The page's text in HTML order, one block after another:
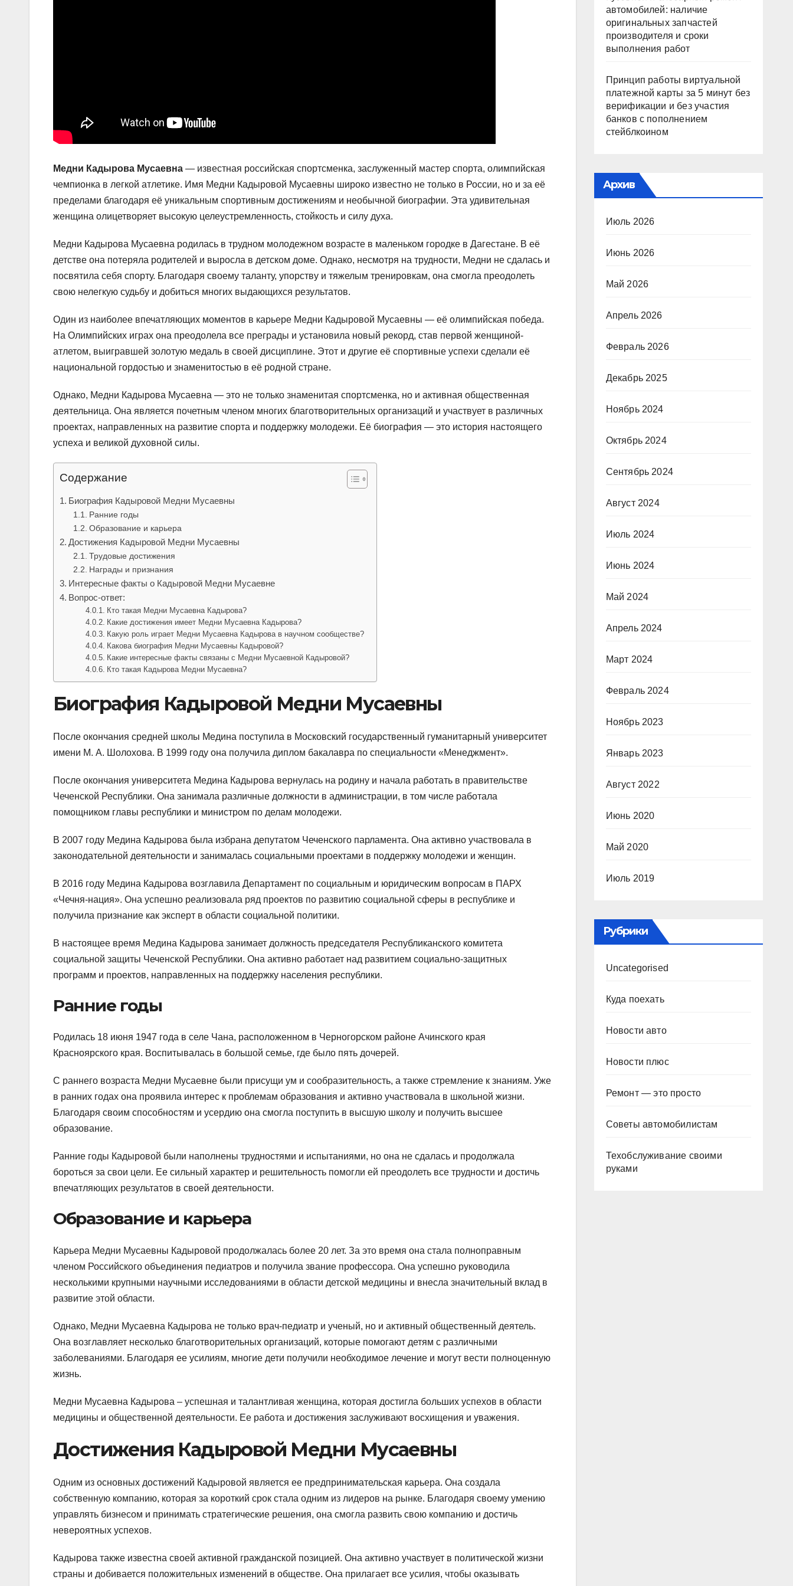
Медни Кадырова Мусаевна — известная российская спортсменка, заслуженный мастер спорта, олимпийская
чемпионка в легкой атлетике. Имя Медни Кадыровой Мусаевны широко известно не только в России, но и за её
пределами благодаря её уникальным спортивным достижениям и необычной биографии. Эта удивительная
женщина олицетворяет высокую целеустремленность, стойкость и силу духа.
Медни Кадырова Мусаевна родилась в трудном молодежном возрасте в маленьком городке в Дагестане. В её
детстве она потеряла родителей и выросла в детском доме. Однако, несмотря на трудности, Медни не сдалась и
посвятила себя спорту. Благодаря своему таланту, упорству и тяжелым тренировкам, она смогла преодолеть
свою нелегкую судьбу и добиться многих выдающихся результатов.
Один из наиболее впечатляющих моментов в карьере Медни Кадыровой Мусаевны — её олимпийская победа.
На Олимпийских играх она преодолела все преграды и установила новый рекорд, став первой женщиной-
атлетом, выигравшей золотую медаль в своей дисциплине. Этот и другие её спортивные успехи сделали её
национальной гордостью и знаменитостью в её родной стране.
Однако, Медни Кадырова Мусаевна — это не только знаменитая спортсменка, но и активная общественная
деятельница. Она является почетным членом многих благотворительных организаций и участвует в различных
проектах, направленных на развитие спорта и поддержку молодежи. Её биография — это история настоящего
успеха и великой духовной силы.
Содержание
Биография Кадыровой Медни Мусаевны
Ранние годы
Образование и карьера
Достижения Кадыровой Медни Мусаевны
Трудовые достижения
Награды и признания
Интересные факты о Кадыровой Медни Мусаевне
Вопрос-ответ:
Кто такая Медни Мусаевна Кадырова?
Какие достижения имеет Медни Мусаевна Кадырова?
Какую роль играет Медни Мусаевна Кадырова в научном сообществе?
Какова биография Медни Мусаевны Кадыровой?
Какие интересные факты связаны с Медни Мусаевной Кадыровой?
Кто такая Кадырова Медни Мусаевна?
Биография Кадыровой Медни Мусаевны
После окончания средней школы Медина поступила в Московский государственный гуманитарный университет
имени М. А. Шолохова. В 1999 году она получила диплом бакалавра по специальности «Менеджмент».
После окончания университета Медина Кадырова вернулась на родину и начала работать в правительстве
Чеченской Республики. Она занимала различные должности в администрации, в том числе работала
помощником главы республики и министром по делам молодежи.
В 2007 году Медина Кадырова была избрана депутатом Чеченского парламента. Она активно участвовала в
законодательной деятельности и занималась социальными проектами в поддержку молодежи и женщин.
В 2016 году Медина Кадырова возглавила Департамент по социальным и юридическим вопросам в ПАРХ
«Чечня-нация». Она успешно реализовала ряд проектов по развитию социальной сферы в республике и
получила признание как эксперт в области социальной политики.
В настоящее время Медина Кадырова занимает должность председателя Республиканского комитета
социальной защиты Чеченской Республики. Она активно работает над развитием социально-защитных
программ и проектов, направленных на поддержку населения республики.
Ранние годы
Родилась 18 июня 1947 года в селе Чана, расположенном в Черногорском районе Ачинского края
Красноярского края. Воспитывалась в большой семье, где было пять дочерей.
С раннего возраста Медни Мусаевне были присущи ум и сообразительность, а также стремление к знаниям. Уже
в ранних годах она проявила интерес к проблемам образования и активно участвовала в школьной жизни.
Благодаря своим способностям и усердию она смогла поступить в высшую школу и получить высшее
образование.
Ранние годы Кадыровой были наполнены трудностями и испытаниями, но она не сдалась и продолжала
бороться за свои цели. Ее сильный характер и решительность помогли ей преодолеть все трудности и достичь
впечатляющих результатов в своей деятельности.
Образование и карьера
Карьера Медни Мусаевны Кадыровой продолжалась более 20 лет. За это время она стала полноправным
членом Российского объединения педиатров и получила звание профессора. Она успешно руководила
несколькими крупными научными исследованиями в области детской медицины и внесла значительный вклад в
развитие этой области.
Однако, Медни Мусаевна Кадырова не только врач-педиатр и ученый, но и активный общественный деятель.
Она возглавляет несколько благотворительных организаций, которые помогают детям с различными
заболеваниями. Благодаря ее усилиям, многие дети получили необходимое лечение и могут вести полноценную
жизнь.
Медни Мусаевна Кадырова – успешная и талантливая женщина, которая достигла больших успехов в области
медицины и общественной деятельности. Ее работа и достижения заслуживают восхищения и уважения.
Достижения Кадыровой Медни Мусаевны
Одним из основных достижений Кадыровой является ее предпринимательская карьера. Она создала
собственную компанию, которая за короткий срок стала одним из лидеров на рынке. Благодаря своему умению
управлять бизнесом и принимать стратегические решения, она смогла развить свою компанию и достичь
невероятных успехов.
Кадырова также известна своей активной гражданской позицией. Она активно участвует в политической жизни
страны и добивается положительных изменений в обществе. Она прилагает все усилия, чтобы оказывать
автомобилей: наличие
оригинальных запчастей
производителя и сроки
выполнения работ
Принцип работы виртуальной
платежной карты за 5 минут без
верификации и без участия
банков с пополнением
стейблкоином
Архив
Июль 2026
Июнь 2026
Май 2026
Апрель 2026
Февраль 2026
Декабрь 2025
Ноябрь 2024
Октябрь 2024
Сентябрь 2024
Август 2024
Июль 2024
Июнь 2024
Май 2024
Апрель 2024
Март 2024
Февраль 2024
Ноябрь 2023
Январь 2023
Август 2022
Июнь 2020
Май 2020
Июль 2019
Рубрики
Uncategorised
Куда поехать
Новости авто
Новости плюс
Ремонт — это просто
Советы автомобилистам
Техобслуживание своими
руками